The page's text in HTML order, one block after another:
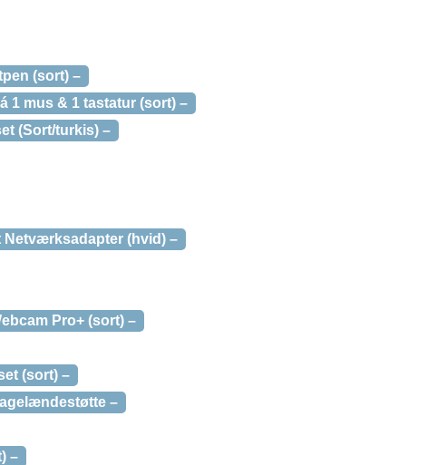
(sort) –
1 mus & 1 tastatur (sort) –
(Sort/turkis) –
Netværksadapter (hvid) –
Pro+ (sort) –
(sort) –
–
–